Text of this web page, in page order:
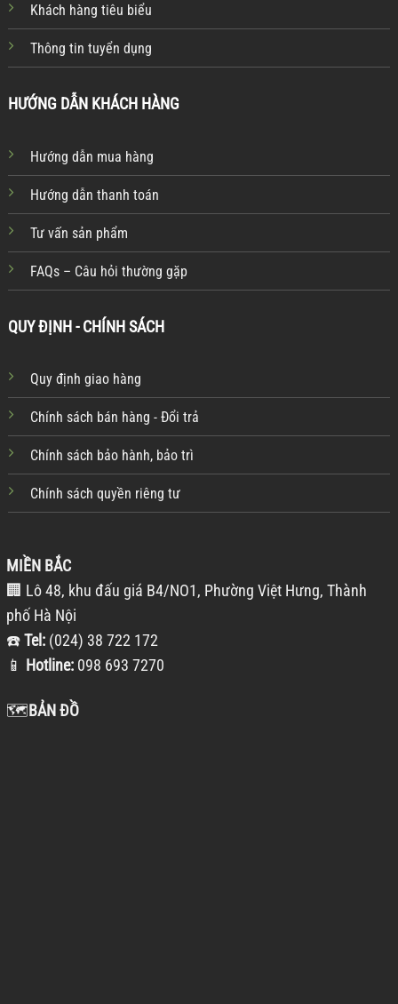
Khách hàng tiêu biểu
Thông tin tuyển dụng
HƯỚNG DẪN KHÁCH HÀNG
Hướng dẫn mua hàng
Hướng dẫn thanh toán
Tư vấn sản phẩm
FAQs – Câu hỏi thường gặp
QUY ĐỊNH - CHÍNH SÁCH
Quy định giao hàng
Chính sách bán hàng - Đổi trả
Chính sách bảo hành, bảo trì
Chính sách quyền riêng tư
MIỀN BẮC
🏢 Lô 48, khu đấu giá B4/NO1, Phường Việt Hưng, Thành
phố Hà Nội
☎️Tel: (024) 38 722 172
📱 Hotline: 098 693 7270
🗺️BẢN ĐỒ